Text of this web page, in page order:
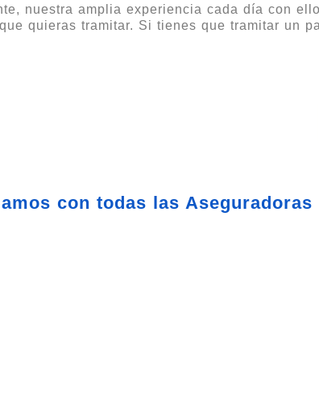
nuestra amplia experiencia cada día con
quieras tramitar. Si tienes que tramitar un
con todas las Aseguradoras